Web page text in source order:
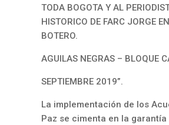
TODA BOGOTA Y AL
HISTORICO DE FARC JORGE
BOTERO.
AGUILAS NEGRAS – BLOQUE
SEPTIEMBRE 2019”.
La implementación de los
Paz se cimenta en la garantía